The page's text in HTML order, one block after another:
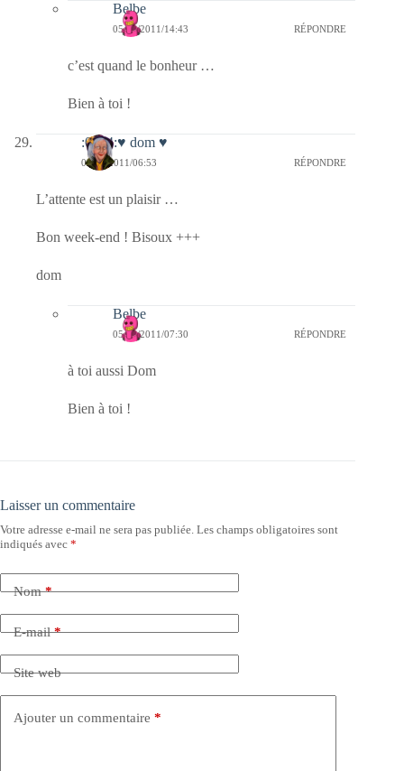
Belbe
05/02/2011/14:43 RÉPONDRE
c’est quand le bonheur …
Bien à toi !
:0014:♥ dom ♥
05/02/2011/06:53 RÉPONDRE
L’attente est un plaisir …
Bon week-end ! Bisoux +++
dom
Belbe
05/02/2011/07:30 RÉPONDRE
à toi aussi Dom
Bien à toi !
Laisser un commentaire
Votre adresse e-mail ne sera pas publiée. Les champs obligatoires sont
indiqués avec *
Nom*
E-mail*
Site web
Ajouter un commentaire *